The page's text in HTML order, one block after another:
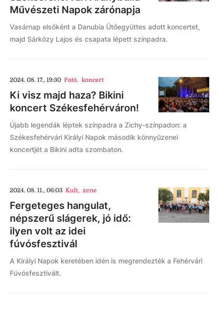
Művészeti Napok zárónapja
Vasárnap elsőként a Danubia Ütőegyüttes adott koncertet,
majd Sárközy Lajos és csapata lépett színpadra.
2024. 08. 17., 19:30 Fotó, koncert
Ki visz majd haza? Bikini
koncert Székesfehérváron!
Újabb legendák léptek színpadra a Zichy-színpadon: a
Székesfehérvári Királyi Napok második könnyűzenei
koncertjét a Bikini adta szombaton.
2024. 08. 11., 06:03 Kult, zene
Fergeteges hangulat,
népszerű slágerek, jó idő:
ilyen volt az idei
fúvósfesztivál
A Királyi Napok keretében idén is megrendezték a Fehérvári
Fúvósfesztivált.